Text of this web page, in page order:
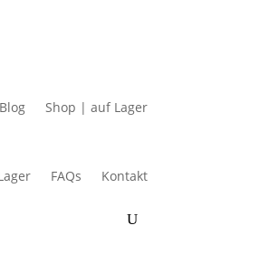
Blog Shop | auf Lager
FAQs Kontakt